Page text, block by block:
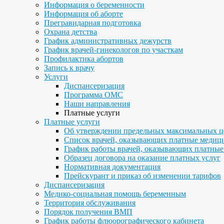
Информация о беременности
Информация об аборте
Прегравидарная подготовка
Охрана детства
График административных дежурств
График врачей-гинекологов по участкам
Профилактика абортов
Запись к врачу
Услуги
Диспансеризация
Программа ОМС
Наши направления
Платные услуги
Платные услуги
Об утверждении предельных максимальных
Список врачей, оказывающих платные
График работы врачей, оказывающих
Образец договора на оказание платных услуг
Нормативная документация
Прейскурант и приказ об изменении тарифов
Диспансеризация
Медико-социальная помощь беременным
Территория обслуживания
Порядок получения ВМП
График работы флюорографического кабинета